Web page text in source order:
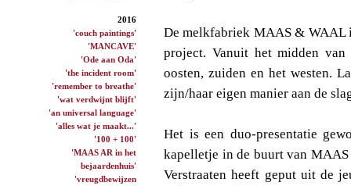
2016
'couch paintings'
'MANCAVE'
'Ode aan Oda'
'the incident room'
'remember to breathe'
'wat verdwijnt blijft'
'an universal language'
'alles wat je maakt...'
'100 + 100'
'MAAS AR in het
bejaardenhuis'
'vreugdbewijzen
De melkfabriek MAAS & WAAL
project. Vanuit het midden
oosten, zuiden en het westen.
zijn/haar eigen manier aan de
Het is een duo-presentatie
kapelletje in de buurt van
Verstraaten heeft geput uit de